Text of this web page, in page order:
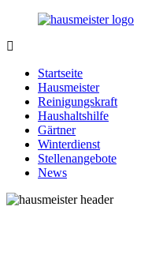
Zurück
Inhalt
Hausmeister.de
rund
Ihren
Haushalt
Startseite
Hausmeister
Reinigungskraft
Haushaltshilfe
Gärtner
Winterdienst
Stellenangebote
News